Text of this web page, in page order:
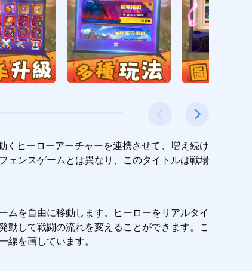
ヒーローアーチャーを連携させて、増え続け
ェンスゲームとは異なり、このタイトルは戦場
を自由に移動します。ヒーローをリアルタイ
動して戦闘の流れを変えることができます。こ
を画しています。